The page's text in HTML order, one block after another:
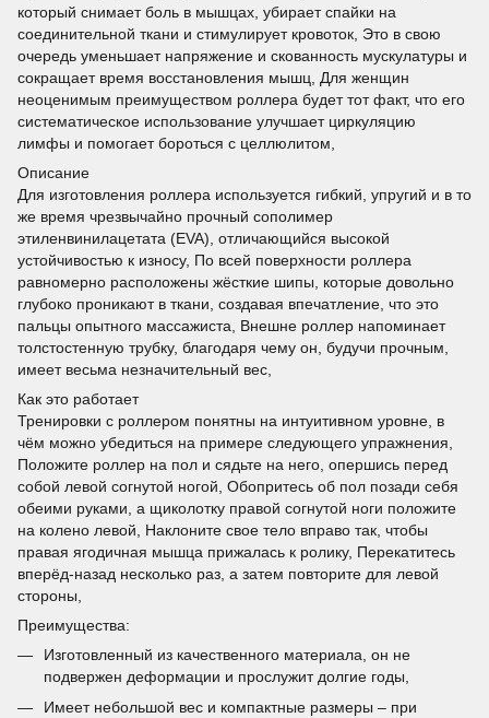
который снимает боль в мышцах, убирает спайки на
соединительной ткани и стимулирует кровоток, Это в свою
очередь уменьшает напряжение и скованность мускулатуры и
сокращает время восстановления мышц, Для женщин
неоценимым преимуществом роллера будет тот факт, что его
систематическое использование улучшает циркуляцию
лимфы и помогает бороться с целлюлитом,
Описание
Для изготовления роллера используется гибкий, упругий и в то
же время чрезвычайно прочный сополимер
этиленвинилацетата (EVA), отличающийся высокой
устойчивостью к износу, По всей поверхности роллера
равномерно расположены жёсткие шипы, которые довольно
глубоко проникают в ткани, создавая впечатление, что это
пальцы опытного массажиста, Внешне роллер напоминает
толстостенную трубку, благодаря чему он, будучи прочным,
имеет весьма незначительный вес,
Как это работает
Тренировки с роллером понятны на интуитивном уровне, в
чём можно убедиться на примере следующего упражнения,
Положите роллер на пол и сядьте на него, опершись перед
собой левой согнутой ногой, Обопритесь об пол позади себя
обеими руками, а щиколотку правой согнутой ноги положите
на колено левой, Наклоните свое тело вправо так, чтобы
правая ягодичная мышца прижалась к ролику, Перекатитесь
вперёд-назад несколько раз, а затем повторите для левой
стороны,
Преимущества:
Изготовленный из качественного материала, он не
подвержен деформации и прослужит долгие годы,
Имеет небольшой вес и компактные размеры – при